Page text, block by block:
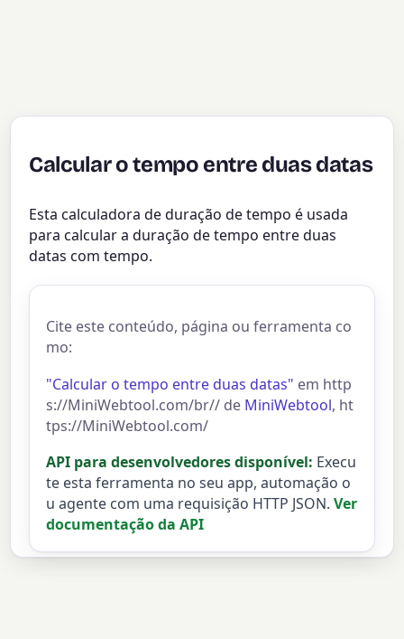
Calcular o tempo entre duas datas
Esta calculadora de duração de tempo é usada
para calcular a duração de tempo entre duas
datas com tempo.
Cite este conteúdo, página ou ferramenta co
mo:
"Calcular o tempo entre duas datas" em http
s://MiniWebtool.com/br// de MiniWebtool, ht
tps://MiniWebtool.com/
API para desenvolvedores disponível: Execu
te esta ferramenta no seu app, automação o
u agente com uma requisição HTTP JSON. Ver
documentação da API